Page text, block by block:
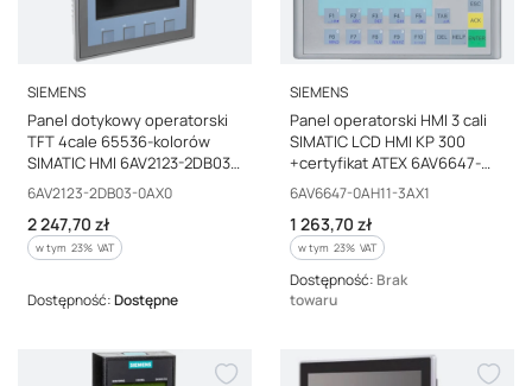
PRODUCENT
SIEMENS
Panel dotykowy operatorski
TFT 4cale 65536-kolorów
SIMATIC HMI 6AV2123-2DB03-
0AX0
Kod producenta
6AV2123-2DB03-0AX0
Cena brutto
2 247,70 zł
w tym %s VAT
w tym 23% VAT
Dostępność:Dostępne
PRODUCENT
SIEMENS
Panel operatorski HMI 3 cali
SIMATIC LCD HMI KP 300
+certyfikat ATEX 6AV6647-
0AH11-3AX1
Kod producenta
6AV6647-0AH11-3AX1
Cena brutto
1 263,70 zł
w tym %s VAT
w tym 23% VAT
Dostępność: Brak
towaru